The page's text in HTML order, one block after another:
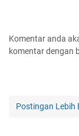
Komentar anda
komentar dengan
Postingan Lebih